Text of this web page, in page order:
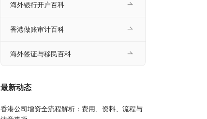
海外银行开户百科
香港做账审计百科
海外签证与移民百科
最新动态
香港公司增资全流程解析：费用、资料、流程与